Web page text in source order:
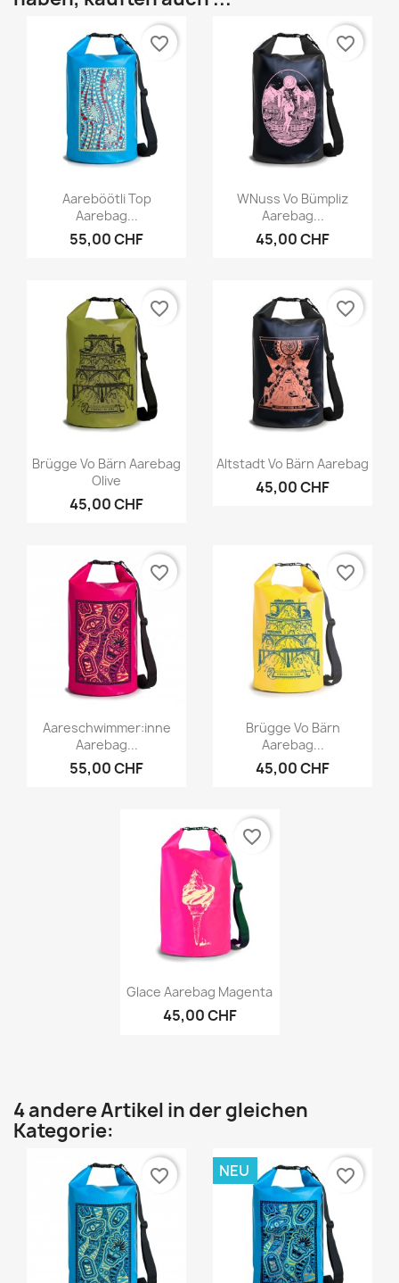
Vorschau
Aareböötli Top
Aarebag...
55,00 CHF
favorite_border
Vorschau
WNuss Vo Bümpliz
Aarebag...
45,00 CHF
favorite_border
Vorschau
Brügge Vo Bärn Aarebag
Olive
45,00 CHF
favorite_border
Vorschau
Altstadt Vo Bärn Aarebag
45,00 CHF
favorite_border
Vorschau
Aareschwimmer:inne
Aarebag...
55,00 CHF
favorite_border
Vorschau
Brügge Vo Bärn
Aarebag...
45,00 CHF
favorite_border
Vorschau
Glace Aarebag Magenta
45,00 CHF
favorite_border
4 andere Artikel in der gleichen
Kategorie:
favorite_border NEU favorite_border